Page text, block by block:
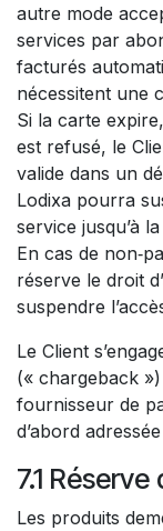
autre mode
services par
facturés
nécessitent une
Si la carte
est refusé, le
valide dans un
Lodixa pourra
service jusqu’à
En cas de
réserve le droit
suspendre
Le Client
(« chargeback
fournisseur de
d’abord
7.1
Les produits